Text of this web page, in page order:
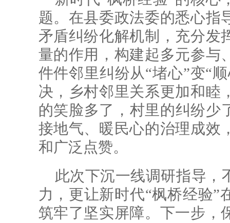
题。在县委政法委的悉心指
矛盾纠纷化解机制，充分发
量的作用，构建起多元参与
件件邻里纠纷从“堵心”变“
决，乡村邻里关系更加和睦
的笑脸多了，村里的纠纷
接地气、暖民心的治理成效
和广泛点赞。
此次下沉一线调研指导，
力，更让新时代“枫桥经验”
筑牢了坚实屏障。下一步，